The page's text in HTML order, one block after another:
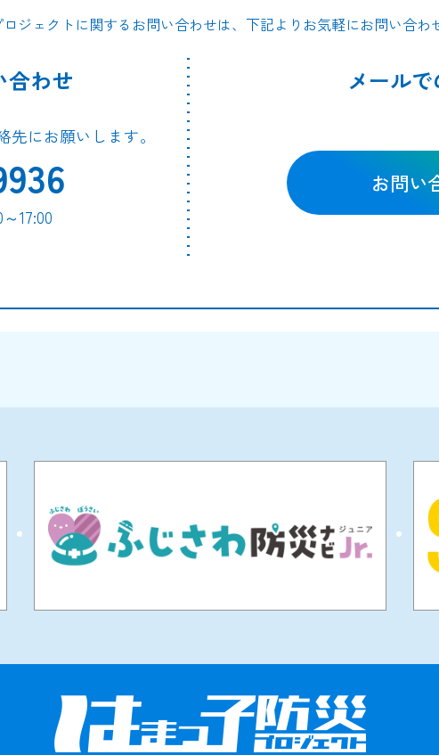
ジェクトに関するお問い合わせは、下記よりお気軽にお問い合わ
合わせ
にお願いします。
17:00
メール
お問い